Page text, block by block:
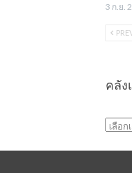
3 ก.ย.
คลัง
คลัง